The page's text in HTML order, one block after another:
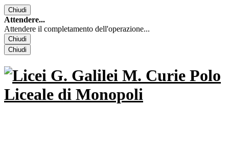
Chiudi
Attendere...
Attendere il completamento dell'operazione...
Chiudi
Chiudi